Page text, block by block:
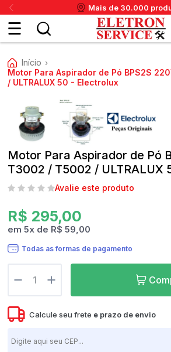
Mais de 30.000
PanexKrups TaiffFaetDaneva EletroluxDeWalt
Início ›
Motor Para Aspirador de Pó BPS2S
/ ULTRALUX 50 - Electrolux
Motor Para Aspirador de Pó
T3002 / T5002 / ULTRALUX
Avalie este produto
R$ 295,00
em5x de R$ 59,00
Todas as formas de pagamento
Calcule seu frete e prazo de envio